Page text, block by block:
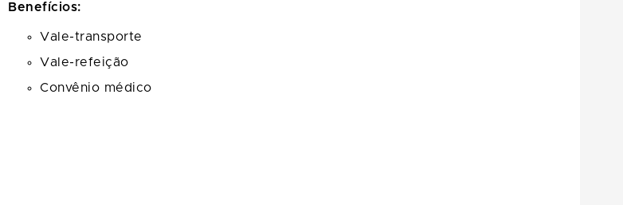
Benefícios:
Vale-transporte
Vale-refeição
Convênio médico